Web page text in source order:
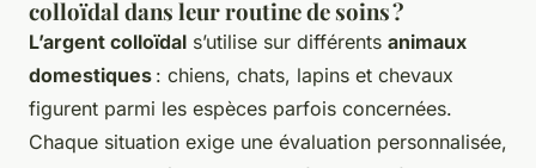
colloïdal dans leur routine de soins ?
L’argent colloïdal s’utilise sur différents animaux
domestiques : chiens, chats, lapins et chevaux
figurent parmi les espèces parfois concernées.
Chaque situation exige une évaluation personnalisée,